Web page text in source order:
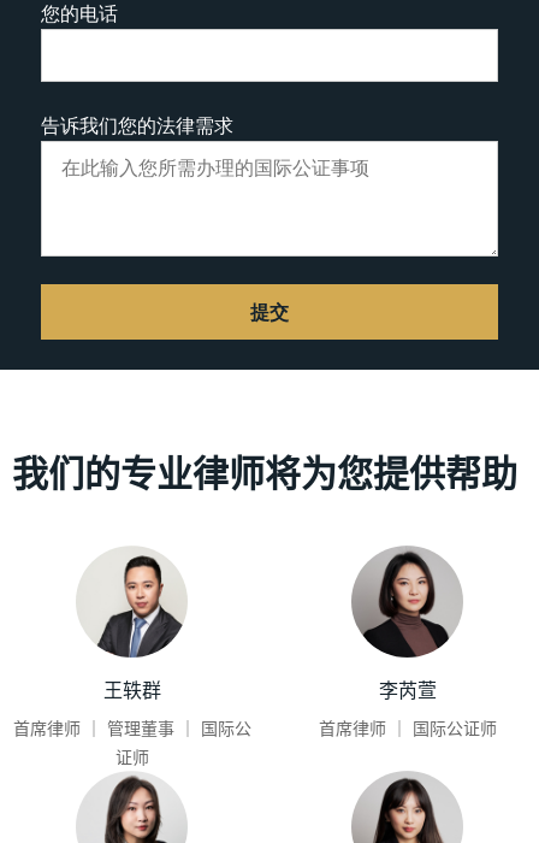
您的电话
告诉我们您的法律需求
我们的专业律师将为您提供帮助
王轶群
首席律师 ｜ 管理董事 ｜ 国际公
证师
李芮萱
首席律师 ｜ 国际公证师